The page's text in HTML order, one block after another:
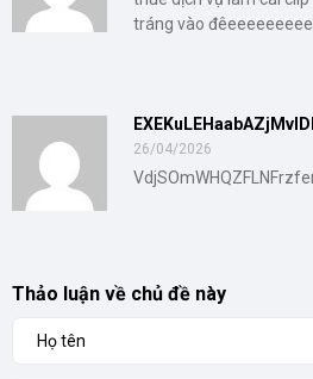
tráng vào
26/04/2026
Thảo luận về chủ đề này